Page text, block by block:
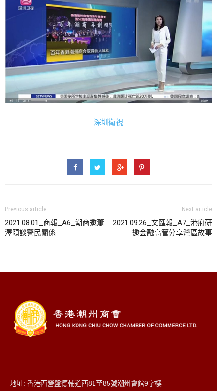
深圳衛視
Previous article
2021.08.01_商報_A6_潮商邀蕭
澤頤談警民關係
Next article
2021.09.26_文匯報_A7_港府研
邀金融高管分享灣區故事
地址: 香港西營盤德輔道西81至85號潮州會館9字樓